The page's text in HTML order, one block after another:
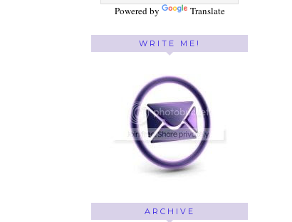
Powered by Translate
WRITE ME!
ARCHIVE